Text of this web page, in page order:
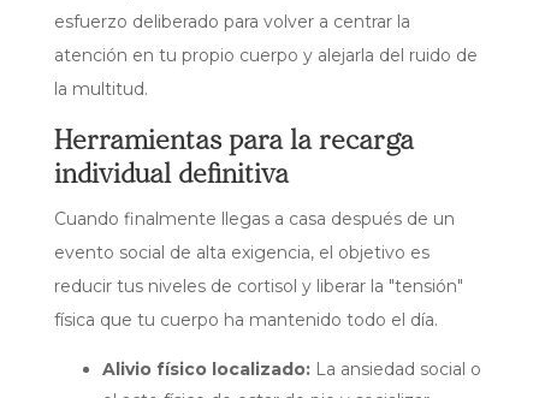
esfuerzo deliberado para volver a centrar la
atención en tu propio cuerpo y alejarla del ruido de
la multitud.
Herramientas para la recarga
individual definitiva
Cuando finalmente llegas a casa después de un
evento social de alta exigencia, el objetivo es
reducir tus niveles de cortisol y liberar la "tensión"
física que tu cuerpo ha mantenido todo el día.
Alivio físico localizado:La ansiedad social o